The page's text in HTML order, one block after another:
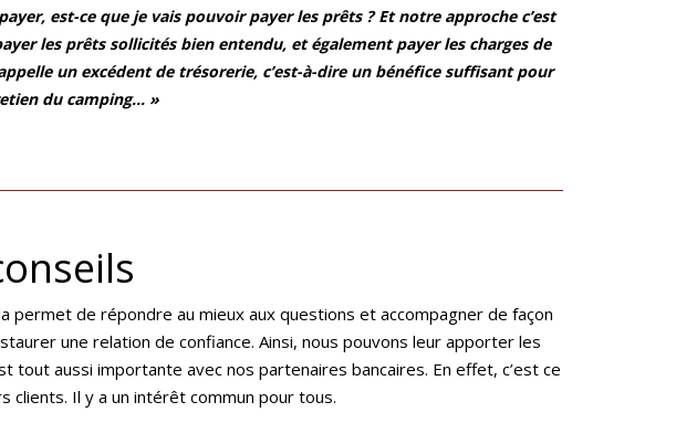
est-ce que je vais pouvoir payer les prêts ? Et notre approche c’est
les prêts sollicités bien entendu, et également payer les charges de
un excédent de trésorerie, c’est-à-dire un bénéfice suffisant pour
du camping… »
de répondre au mieux aux questions et accompagner de façon
une relation de confiance. Ainsi, nous pouvons leur apporter les
tout aussi importante avec nos partenaires bancaires. En effet, c’est ce
clients. Il y a un intérêt commun pour tous.